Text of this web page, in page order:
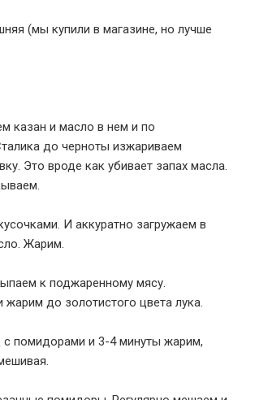
(мы купили в магазине, но лучше
казан и масло в нем и по
до черноты изжариваем
Это вроде как убивает запах масла.
И аккуратно загружаем в
Жарим.
к поджаренному мясу.
до золотистого цвета лука.
помидорами и 3-4 минуты жарим,